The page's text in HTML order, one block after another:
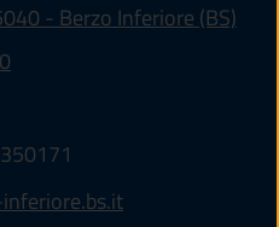
- Berzo Inferiore (BS)